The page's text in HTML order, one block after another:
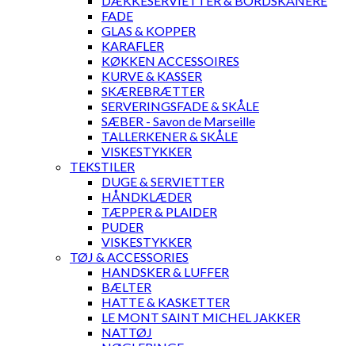
FADE
GLAS & KOPPER
KARAFLER
KØKKEN ACCESSOIRES
KURVE & KASSER
SKÆREBRÆTTER
SERVERINGSFADE & SKÅLE
SÆBER - Savon de Marseille
TALLERKENER & SKÅLE
VISKESTYKKER
TEKSTILER
DUGE & SERVIETTER
HÅNDKLÆDER
TÆPPER & PLAIDER
PUDER
VISKESTYKKER
TØJ & ACCESSORIES
HANDSKER & LUFFER
BÆLTER
HATTE & KASKETTER
LE MONT SAINT MICHEL JAKKER
NATTØJ